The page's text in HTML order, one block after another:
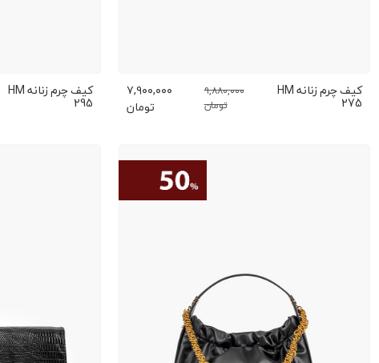
کیف چرم زنانه HM
275
۹,۸۸۰,۰۰۰
تومان
۷,۹۰۰,۰۰۰
تومان
کیف چرم زنانه HM
295